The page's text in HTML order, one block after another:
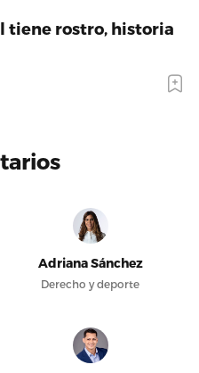
tiene rostro, historia
Adriana Sánchez
Derecho y deporte